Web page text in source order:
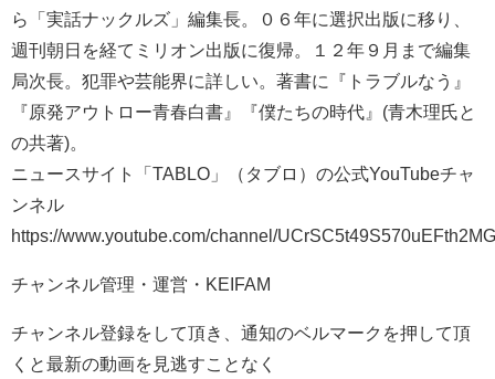
ら「実話ナックルズ」編集長。０６年に選択出版に移り、
週刊朝日を経てミリオン出版に復帰。１２年９月まで編集
局次長。犯罪や芸能界に詳しい。著書に『トラブルなう』
『原発アウトロー青春白書』『僕たちの時代』(青木理氏と
の共著)。
ニュースサイト「TABLO」（タブロ）の公式YouTubeチャ
ンネル
https://www.youtube.com/channel/
チャンネル管理・運営・KEIFAM
チャンネル登録をして頂き、通知のベルマークを押して頂
くと最新の動画を見逃すことなく